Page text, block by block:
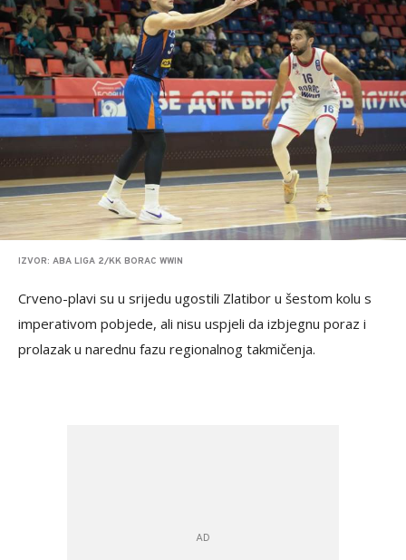
IZVOR: ABA LIGA 2/KK BORAC WWIN
Crveno-plavi su u srijedu ugostili Zlatibor u šestom kolu s
imperativom pobjede, ali nisu uspjeli da izbjegnu poraz i
prolazak u narednu fazu regionalnog takmičenja.